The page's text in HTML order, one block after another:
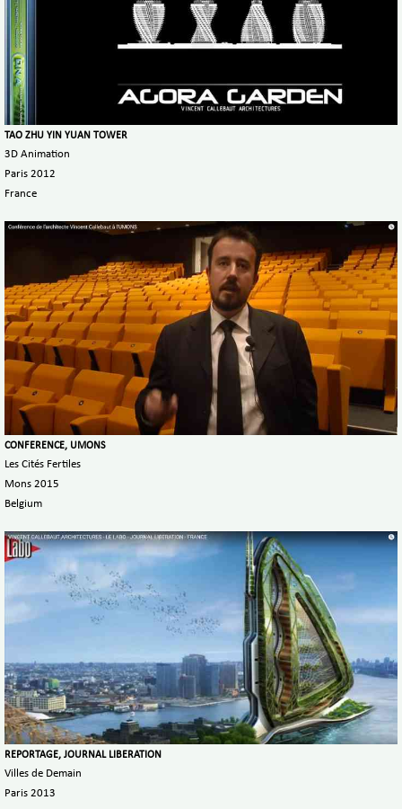
TAO ZHU YIN YUAN TOWER
3D Animation
Paris 2012
France
CONFERENCE, UMONS
Les Cités Fertiles
Mons 2015
Belgium
REPORTAGE, JOURNAL LIBERATION
Villes de Demain
Paris 2013